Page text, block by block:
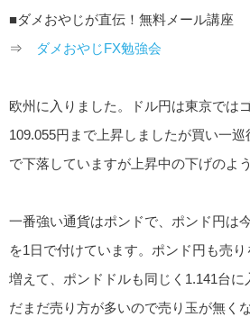
■ダメおやじが直伝！無料メール講座
⇒
ダメおやじFX勉強会
欧州に入りました。ドル円は東京では
109.055円まで上昇しましたが買い一巡
で下落していますが上昇中の下げのよう
一番強い通貨はポンドで、ポンド円は
を1日で付けています。ポンド円も売
増えて、ポンドドルも同じく1.141台に
だまだ売り方が多いので売り玉が無く